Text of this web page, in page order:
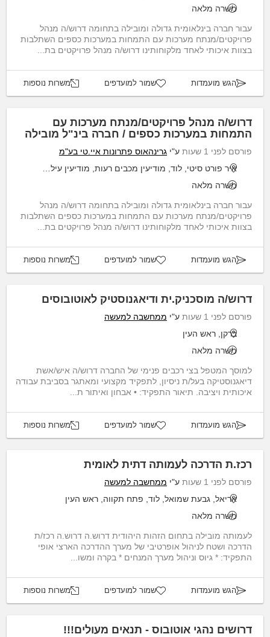
משרה מלאה
עבור חברה בינלאומית גדולה ומובילה בתחומה דרוש/ה מנהל
פרויקטים/מנתח מערכות עם התמחות במערכות כספים השתלבות
בצוות איכותי לאחד מלקוחותינו דרוש/ה מנהל פרויקטים בת...
הגש מועמדות שמור למועדפים משרות נוספות
דרוש/ה מנהל פרויקטים/מנתח מערכות עם
התמחות במערכות כספים / חברה בינ"ל מובילה
פורסם לפני 1 שעות ע"י גרינהאוס פתרונות איי.טי בע"מ
איר פורט סיטי, לוד, מודיעין מכבים רעות, מודיעין עילית, שוהם
משרה מלאה
עבור חברה בינלאומית גדולה ומובילה בתחומה דרוש/ה מנהל
פרויקטים/מנתח מערכות עם התמחות במערכות כספים השתלבות
בצוות איכותי לאחד מלקוחותינו דרוש/ה מנהל פרויקטים בת...
הגש מועמדות שמור למועדפים משרות נוספות
דרוש/ה מוסכניק.ית ודיאגנוסטיק לאוטובוסים
פורסם לפני 1 שעות ע"י ממחשבה למעשה
ברקן, ראש העין
משרה מלאה
למוסך המטפל בצי רכבים פנימי של החברה דרוש/ה איש/אשת
דיאגנוסטיקה בעל/ת ניסיון, לתפקיד מקצועי ומאתגר בסביבת עבודה
איכותית ויציבה. תיאור התפקיד: • אבחון ואיתור ת...
הגש מועמדות שמור למועדפים משרות נוספות
רכז.ת הדרכה לעמותה דתית לאומית
פורסם לפני 1 שעות ע"י ממחשבה למעשה
אריאל, גבעת שמואל, לוד, פתח תקווה, ראש העין
משרה מלאה
לעמותה מובילה בתחום הזהות היהודית דרוש.ה דרוש.ה רכז/ת
הדרכה ושטח לניהול אופרטיבי של מערך ההדרכה הארצי אופי
התפקיד: * גיוס וניהול מערך המנחים * בקרה ומשו...
הגש מועמדות שמור למועדפים משרות נוספות
דרושים נהגי אוטובוס - תנאים מעולים!!!